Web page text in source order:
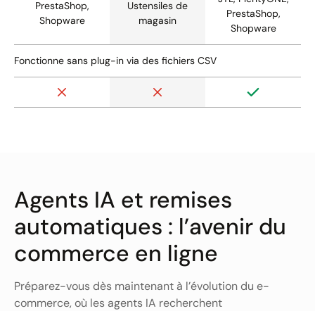
PrestaShop,
Shopware
Ustensiles de
magasin
PrestaShop,
Shopware
Fonctionne sans plug-in via des fichiers CSV
Agents IA et remises
automatiques : l’avenir du
commerce en ligne
Préparez-vous dès maintenant à l’évolution du e-
commerce, où les agents IA recherchent